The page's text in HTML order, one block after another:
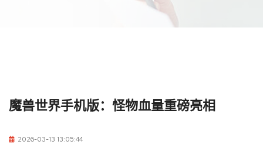
魔兽世界手机版：怪物血量重磅亮相
2026-03-13 13:05:44